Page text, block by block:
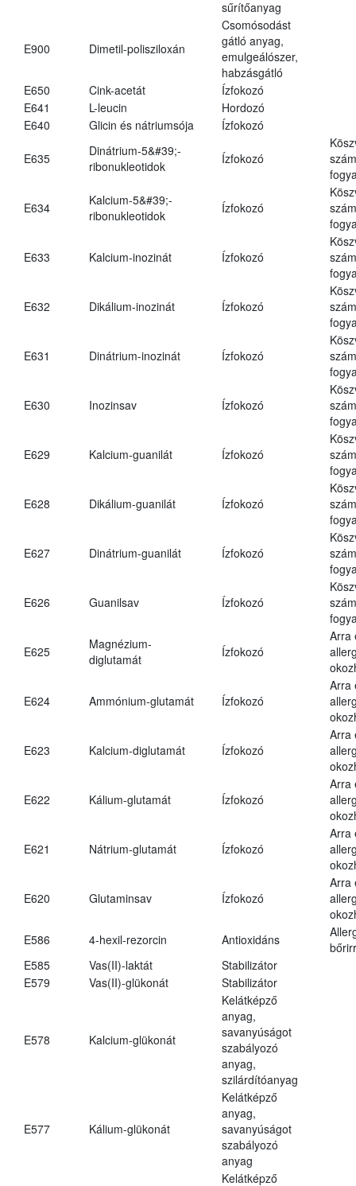
sűrítőanyag
E900 Dimetil-polisziloxán
Csomósodást
gátló anyag,
emulgeálószer,
habzásgátló
E650
Cink-acetát
Ízfokozó
E641
L-leucin
Hordozó
E640
Glicin és nátriumsója Ízfokozó
E635
Dinátrium-5&#39;-
ribonukleotidok
Ízfokozó
E634
Kalcium-5&#39;-
ribonukleotidok
Ízfokozó
E633 Kalcium-inozinát Ízfokozó
E632 Dikálium-inozinát Ízfokozó
E631 Dinátrium-inozinát Ízfokozó
E630 Inozinsav Ízfokozó
E629 Kalcium-guanilát Ízfokozó
E628 Dikálium-guanilát Ízfokozó
E627 Dinátrium-guanilát Ízfokozó
E626 Guanilsav Ízfokozó
E625
Magnézium-
diglutamát
Ízfokozó
Arra
E624 Ammónium-glutamát Ízfokozó
Arra
E623 Kalcium-diglutamát Ízfokozó
Arra
E622 Kálium-glutamát Ízfokozó
Arra
E621 Nátrium-glutamát Ízfokozó
Arra
E620 Glutaminsav Ízfokozó
Arra
E586
4-hexil-rezorcin Antioxidáns
E585
Vas(II)-laktát
Stabilizátor
E579
Vas(II)-glükonát Stabilizátor
E578 Kalcium-glükonát
Kelátképző
anyag,
savanyúságot
szabályozó
anyag,
szilárdítóanyag
E577 Kálium-glükonát
Kelátképző
anyag,
savanyúságot
szabályozó
anyag
Kelátképző